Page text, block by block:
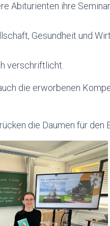
Abiturienten ihre
Gesundheit und
verschriftlicht.
die erworbenen
die Daumen für den